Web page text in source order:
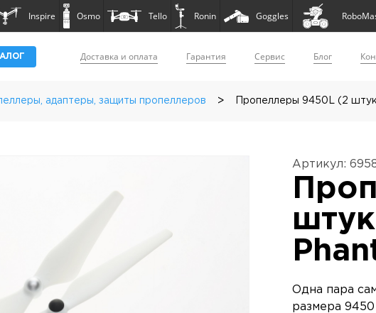
Inspire Osmo Tello Ronin Goggles
Доставка и оплата Гарантия Сервис Блог
адаптеры, защиты пропеллеров > Пропеллеры 9450L (2
Артикул:
Одна пара
размера